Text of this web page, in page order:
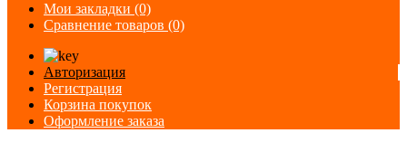
Мои закладки (0)
Сравнение товаров (0)
Авторизация
Регистрация
Корзина покупок
Оформление заказа